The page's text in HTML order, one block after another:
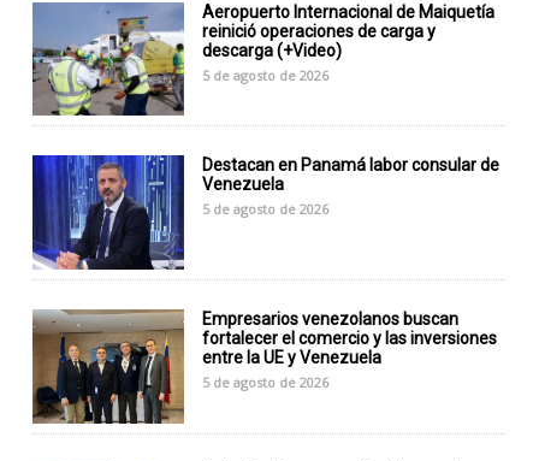
Aeropuerto Internacional de Maiquetía
reinició operaciones de carga y
descarga (+Video)
5 de agosto de 2026
Destacan en Panamá labor consular de
Venezuela
5 de agosto de 2026
Empresarios venezolanos buscan
fortalecer el comercio y las inversiones
entre la UE y Venezuela
5 de agosto de 2026